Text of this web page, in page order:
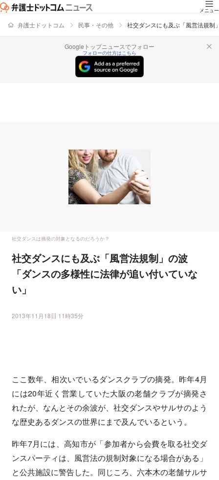
メニュー
弁護士ドットコム 民事・その他 社交ダンスにも及ぶ「風営法規制
Googleトップニュースでフォロー
フォローの仕方はこちら
社交ダンスは摘発の対象となるのだろうか？
社交ダンスにも及ぶ「風営法規制」の波
「ダンスの多様性に法律が追い付いていな
い」
2013年11月18日 11時35分
ここ数年、相次いでいるダンスクラブの摘発。昨年4月
には20年近く営業していた大阪の老舗クラブが摘発さ
れたが、なんとその余波が、社交ダンスやサルサのよう
な歴史あるダンスの世界にまで及んでいるという。
昨年7月には、高知市が「参加者から会費を取る社交ダ
ンスパーティは、風営法の規制対象になる場合がある」
と公共施設に警告した。同じころ、六本木の老舗サルサ